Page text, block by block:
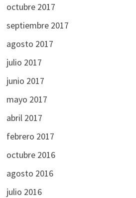
octubre 2017
septiembre 2017
agosto 2017
julio 2017
junio 2017
mayo 2017
abril 2017
febrero 2017
octubre 2016
agosto 2016
julio 2016